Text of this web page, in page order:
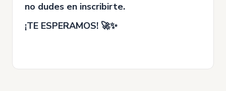
no dudes en inscribirte.
¡TE ESPERAMOS! 🚀✨